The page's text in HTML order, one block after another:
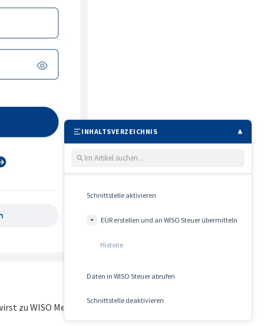
zu WISO MeinBüro zurückgeleitet.
INHALTSVERZEICHNIS ▲
Schnittstelle aktivieren
EÜR erstellen und an WISO Steuer übermitteln
Historie
Daten in WISO Steuer abrufen
Schnittstelle deaktivieren